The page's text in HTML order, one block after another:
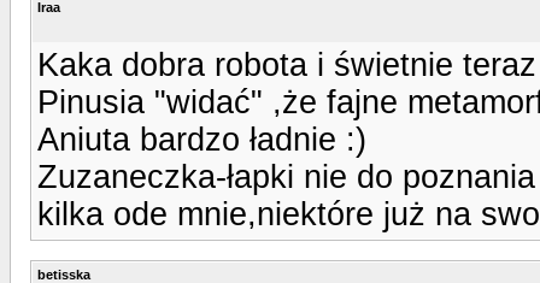
Iraa
Kaka dobra robota i świetnie
Pinusia "widać" ,że fajne
Aniuta bardzo ładnie :)
Zuzaneczka-łapki nie do
kilka ode mnie,niektóre już na
betisska